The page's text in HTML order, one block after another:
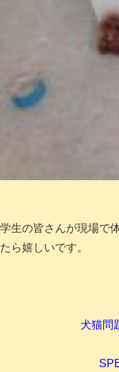
学生の皆さんが現場で
たら嬉しいです。
犬猫問